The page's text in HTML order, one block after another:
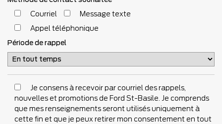
Courriel
Message texte
Appel téléphonique
Période de rappel
Je consens à recevoir par courriel des rappels,
nouvelles et promotions de Ford St-Basile. Je comprends
que mes renseignements seront utilisés uniquement à
cette fin et que je peux retirer mon consentement en tout